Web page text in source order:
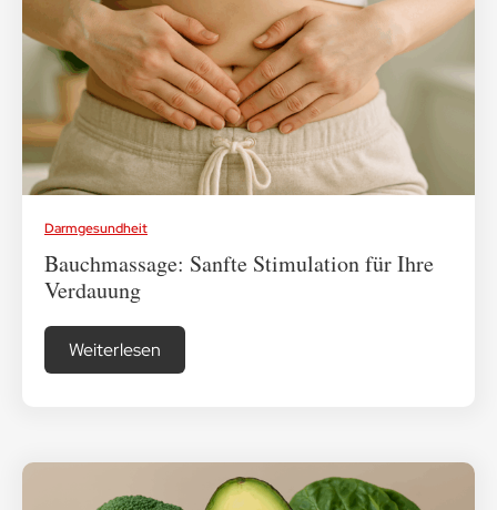
Darmgesundheit
Bauchmassage: Sanfte Stimulation für Ihre
Verdauung
Weiterlesen